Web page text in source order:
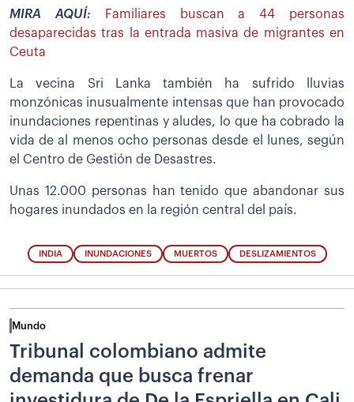
MIRA AQUÍ:
Familiares buscan a 44 personas
desaparecidas tras la entrada masiva de migrantes en
Ceuta
La vecina Sri Lanka también ha sufrido lluvias
monzónicas inusualmente intensas que han provocado
inundaciones repentinas y aludes, lo que ha cobrado la
vida de al menos ocho personas desde el lunes, según
el Centro de Gestión de Desastres.
Unas 12.000 personas han tenido que abandonar sus
hogares inundados en la región central del país.
INDIA INUNDACIONES MUERTOS DESLIZAMIENTOS
Mundo
Tribunal colombiano admite
demanda que busca frenar